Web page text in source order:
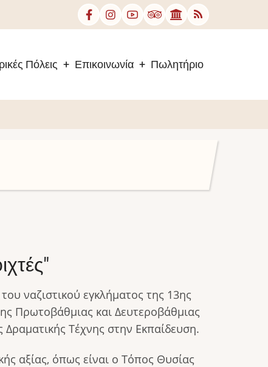
Πόλεις Επικοινωνία Πωλητήριο
ναζιστικού εγκλήματος της 13ης
Πρωτοβάθμιας και Δευτεροβάθμιας
Δραματικής Τέχνης στην Εκπαίδευση.
αξίας, όπως είναι ο Τόπος Θυσίας